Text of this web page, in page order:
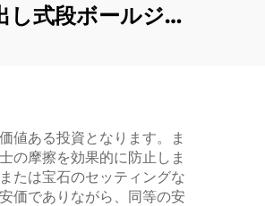
し式段ボールジュ
、ブレスレット
用パッケージ
値ある投資となります。ま
の摩擦を効果的に防止しま
たは宝石のセッティングな
価でありながら、同等の安